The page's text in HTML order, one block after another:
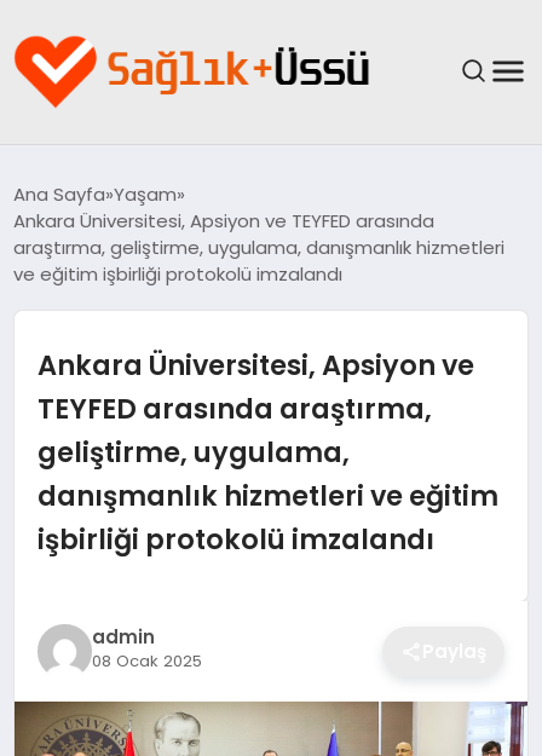
YAŞAM
GÜNCEL
SPOR & FITNESS
BESLENME
Ana Sayfa Yaşam
Ankara Üniversitesi, Apsiyon ve TEYFED arasında
araştırma, geliştirme, uygulama, danışmanlık hizmetleri
ve eğitim işbirliği protokolü imzalandı
Ankara Üniversitesi, Apsiyon ve
TEYFED arasında araştırma,
geliştirme, uygulama,
danışmanlık hizmetleri ve eğitim
işbirliği protokolü imzalandı
admin
08 Ocak 2025